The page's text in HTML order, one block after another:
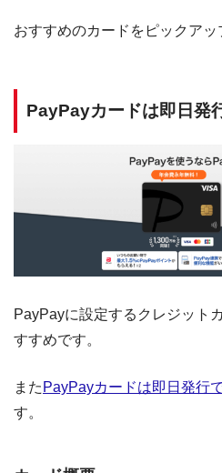
おすすめのカードをピックアッ
PayPayカードは即日発
PayPayに設定するクレジット
すすめです。
また PayPayカードは即日発行
す。